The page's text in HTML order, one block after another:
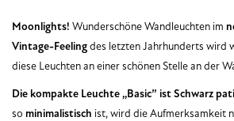
Moonlights! Wunderschöne Wandleuchten im
Vintage-Feelingdes letzten Jahrhunderts wird
diese Leuchten an einer schönen Stelle an der
Die kompakte Leuchte „Basic” ist Schwarz
so minimalistisch ist, wird die Aufmerksamkeit